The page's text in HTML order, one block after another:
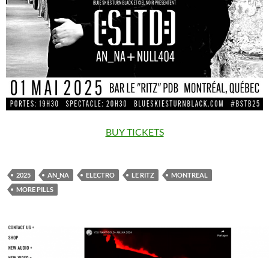
BUY TICKETS
2025 AN_NA ELECTRO LE RITZ
MONTREAL
MORE PILLS